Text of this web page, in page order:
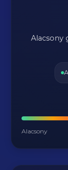
Alacsony
Alacsony